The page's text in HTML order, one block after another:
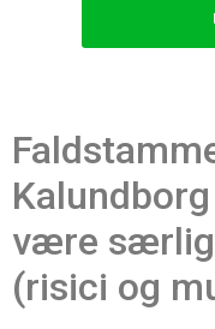
være
(risici og